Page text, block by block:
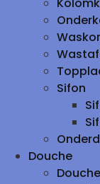
Sifon
Douche